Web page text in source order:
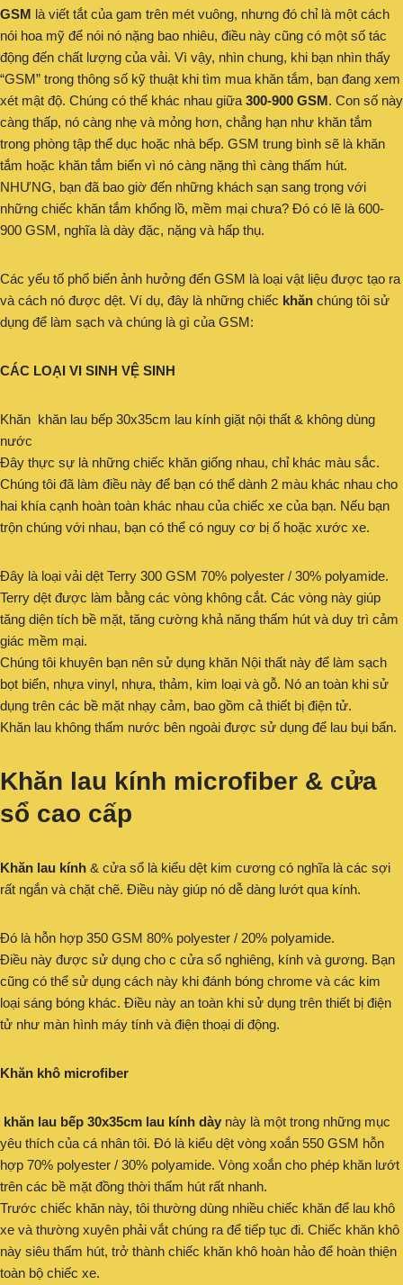
GSM là viết tắt của gam trên mét vuông, nhưng đó chỉ là một cách
nói hoa mỹ để nói nó nặng bao nhiêu, điều này cũng có một số tác
động đến chất lượng của vải. Vì vậy, nhìn chung, khi bạn nhìn thấy
“GSM” trong thông số kỹ thuật khi tìm mua khăn tắm, bạn đang xem
xét mật độ. Chúng có thể khác nhau giữa 300-900 GSM. Con số này
càng thấp, nó càng nhẹ và mỏng hơn, chẳng hạn như khăn tắm
trong phòng tập thể dục hoặc nhà bếp. GSM trung bình sẽ là khăn
tắm hoặc khăn tắm biển vì nó càng nặng thì càng thấm hút.
NHƯNG, bạn đã bao giờ đến những khách sạn sang trọng với
những chiếc khăn tắm khổng lồ, mềm mại chưa? Đó có lẽ là 600-
900 GSM, nghĩa là dày đặc, nặng và hấp thụ.
Các yếu tố phổ biến ảnh hưởng đến GSM là loại vật liệu được tạo ra
và cách nó được dệt. Ví dụ, đây là những chiếc khăn chúng tôi sử
dụng để làm sạch và chúng là gì của GSM:
CÁC LOẠI VI SINH VỆ SINH
Khăn khăn lau bếp 30x35cm lau kính giặt nội thất & không dùng
nước
Đây thực sự là những chiếc khăn giống nhau, chỉ khác màu sắc.
Chúng tôi đã làm điều này để bạn có thể dành 2 màu khác nhau cho
hai khía cạnh hoàn toàn khác nhau của chiếc xe của bạn. Nếu bạn
trộn chúng với nhau, bạn có thể có nguy cơ bị ố hoặc xước xe.
Đây là loại vải dệt Terry 300 GSM 70% polyester / 30% polyamide.
Terry dệt được làm bằng các vòng không cắt. Các vòng này giúp
tăng diện tích bề mặt, tăng cường khả năng thấm hút và duy trì cảm
giác mềm mại.
Chúng tôi khuyên bạn nên sử dụng khăn Nội thất này để làm sạch
bọt biển, nhựa vinyl, nhựa, thảm, kim loại và gỗ. Nó an toàn khi sử
dụng trên các bề mặt nhạy cảm, bao gồm cả thiết bị điện tử.
Khăn lau không thấm nước bên ngoài được sử dụng để lau bụi bẩn.
Khăn lau kính microfiber & cửa
sổ cao cấp
Khăn lau kính & cửa sổ là kiểu dệt kim cương có nghĩa là các sợi
rất ngắn và chặt chẽ. Điều này giúp nó dễ dàng lướt qua kính.
Đó là hỗn hợp 350 GSM 80% polyester / 20% polyamide.
Điều này được sử dụng cho c cửa sổ nghiêng, kính và gương. Bạn
cũng có thể sử dụng cách này khi đánh bóng chrome và các kim
loại sáng bóng khác. Điều này an toàn khi sử dụng trên thiết bị điện
tử như màn hình máy tính và điện thoại di động.
Khăn khô microfiber
khăn lau bếp 30x35cm lau kính dày này là một trong những mục
yêu thích của cá nhân tôi. Đó là kiểu dệt vòng xoắn 550 GSM hỗn
hợp 70% polyester / 30% polyamide. Vòng xoắn cho phép khăn lướt
trên các bề mặt đồng thời thấm hút rất nhanh.
Trước chiếc khăn này, tôi thường dùng nhiều chiếc khăn để lau khô
xe và thường xuyên phải vắt chúng ra để tiếp tục đi. Chiếc khăn khô
này siêu thấm hút, trở thành chiếc khăn khô hoàn hảo để hoàn thiện
toàn bộ chiếc xe.